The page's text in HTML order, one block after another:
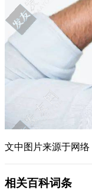
文中图片来源于网络
相关百科词条